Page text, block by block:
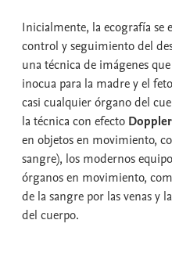
Inicialmente, la ecografía se
control y seguimiento del
una técnica de imágenes
inocua para la madre y el
casi cualquier órgano del
la técnica con efecto Doppler
en objetos en movimiento,
sangre), los modernos
órganos en movimiento,
de la sangre por las venas y
del cuerpo.